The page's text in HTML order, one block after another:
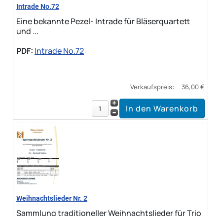
Intrade No.72
Eine bekannte Pezel- Intrade für Bläserquartett
und ...
PDF: Intrade No.72
Verkaufspreis: 36,00 €
Weihnachtslieder Nr. 2
Sammlung traditioneller Weihnachtslieder für Trio